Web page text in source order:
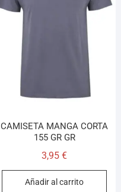
CAMISETA MANGA CORTA
155 GR GR
3,95€
Añadir al carrito